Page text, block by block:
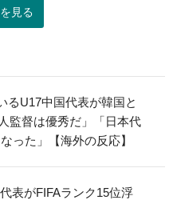
見る
るU17中国代表が韓国と
監督は優秀だ」「日本代
った」【海外の反応】
表がFIFAランク15位浮